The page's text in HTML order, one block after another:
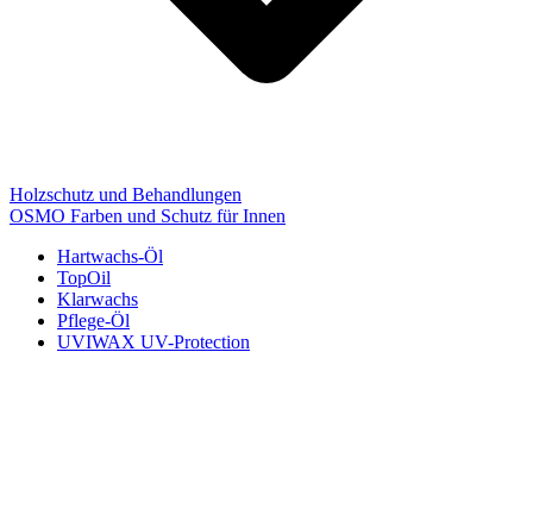
Holzschutz und Behandlungen
OSMO Farben und Schutz für Innen
Hartwachs-Öl
TopOil
Klarwachs
Pflege-Öl
UVIWAX UV-Protection